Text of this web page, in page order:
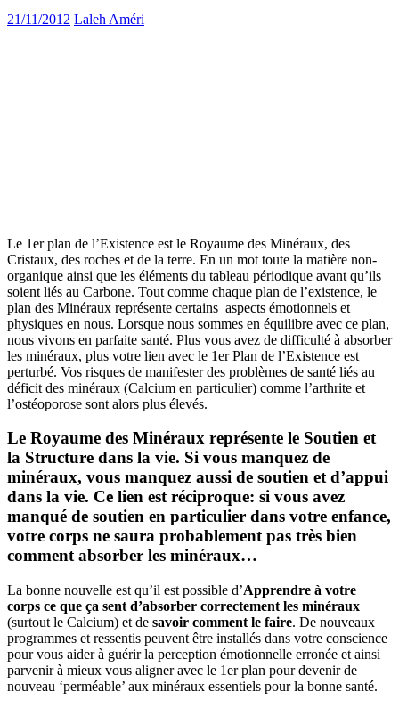
21/11/2012 Laleh Améri
Le 1er plan de l’Existence est le Royaume des Minéraux, des
Cristaux, des roches et de la terre. En un mot toute la matière non-
organique ainsi que les éléments du tableau périodique avant qu’ils
soient liés au Carbone. Tout comme chaque plan de l’existence, le
plan des Minéraux représente certains aspects émotionnels et
physiques en nous. Lorsque nous sommes en équilibre avec ce plan,
nous vivons en parfaite santé. Plus vous avez de difficulté à absorber
les minéraux, plus votre lien avec le 1er Plan de l’Existence est
perturbé. Vos risques de manifester des problèmes de santé liés au
déficit des minéraux (Calcium en particulier) comme l’arthrite et
l’ostéoporose sont alors plus élevés.
Le Royaume des Minéraux représente le Soutien et
la Structure dans la vie. Si vous manquez de
minéraux, vous manquez aussi de soutien et d’appui
dans la vie. Ce lien est réciproque: si vous avez
manqué de soutien en particulier dans votre enfance,
votre corps ne saura probablement pas très bien
comment absorber les minéraux…
La bonne nouvelle est qu’il est possible d’Apprendre à votre
corps ce que ça sent d’absorber correctement les minéraux
(surtout le Calcium) et de savoir comment le faire. De nouveaux
programmes et ressentis peuvent être installés dans votre conscience
pour vous aider à guérir la perception émotionnelle erronée et ainsi
parvenir à mieux vous aligner avec le 1er plan pour devenir de
nouveau ‘perméable’ aux minéraux essentiels pour la bonne santé.